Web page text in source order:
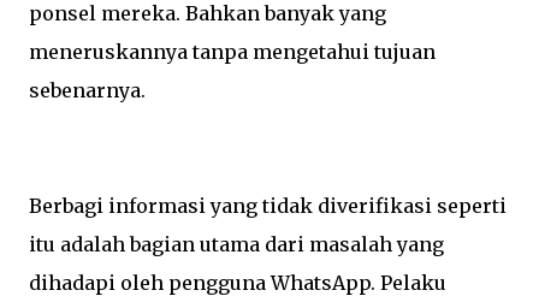
ponsel mereka. Bahkan banyak yang
meneruskannya tanpa mengetahui tujuan
sebenarnya.
Berbagi informasi yang tidak diverifikasi seperti
itu adalah bagian utama dari masalah yang
dihadapi oleh pengguna WhatsApp. Pelaku